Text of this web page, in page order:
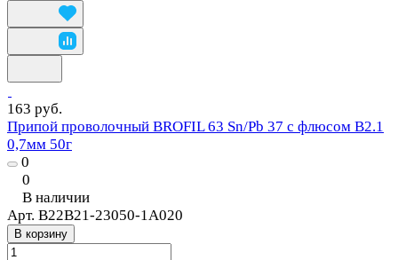
163 руб.
Припой проволочный BROFIL 63 Sn/Pb 37 с флюсом B2.1
0,7мм 50г
0
0
В наличии
Арт. B22B21-23050-1A020
В корзину